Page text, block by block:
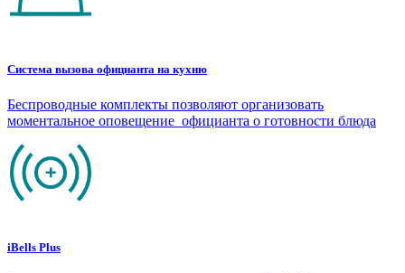
Система вызова официанта на кухню
Беспроводные комплекты позволяют организовать
моментальное оповещение официанта о готовности блюда
iBells Plus